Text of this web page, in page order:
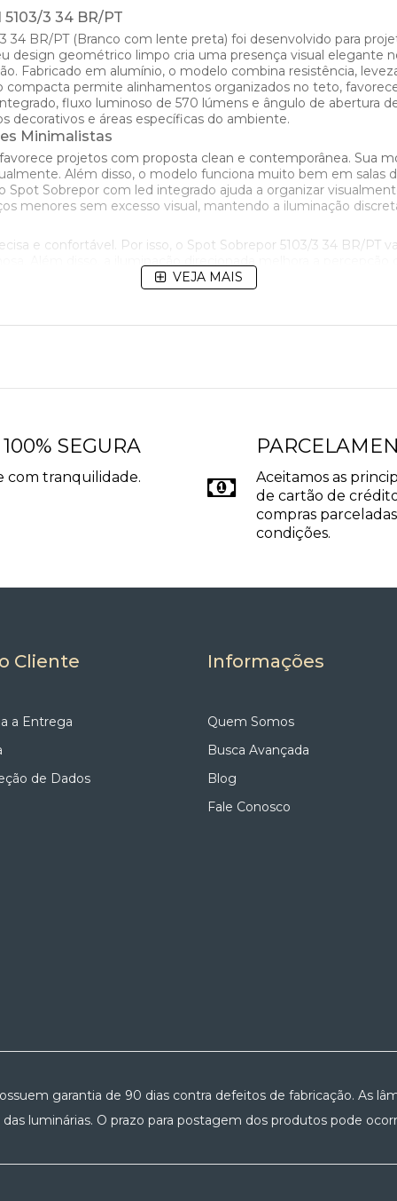
3 34 BR/PT
34 BR/PT (Branco com lente preta) foi desenvolvido para
design geométrico limpo cria uma presença visual elegante
Fabricado em alumínio, o modelo combina resistência,
compacta permite alinhamentos organizados no teto,
fluxo luminoso de 570 lúmens e ângulo de abertura
decorativos e áreas específicas do ambiente.
Minimalistas
projetos com proposta clean e contemporânea. Sua
Além disso, o modelo funciona muito bem em salas
Spot Sobrepor com led integrado ajuda a organizar
menores sem excesso visual, mantendo a iluminação
e confortável. Por isso, o Spot Sobrepor 5103/3 34 BR/PT
que une funcionalidade e sofisticação.
apresenta acabamento refinado e excelente integração com
PT pode ser utilizado em todos os ambientes internos,
discretas e elegantes em diferentes propostas
projetos sofisticados
PT Branco com lente Preta reúne design minimalista,
compacto cria integração discreta no teto, enquanto o
as diferentes temperaturas de cor permitem composições
VEJA MAIS
SEGURA
com tranquilidade.
Aceitamos as
de cartão de
compras
condições.
Cliente
a Entrega
de Dados
Informações
Quem Somos
Busca Avançada
Blog
Fale Conosco
garantia de 90 dias contra defeitos de fabricação. As
luminárias. O prazo para postagem dos produtos pode